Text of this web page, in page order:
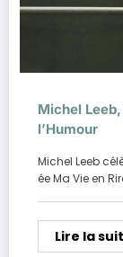
Michel
l’Humour
Michel Leeb
ée Ma Vie en
Lire la